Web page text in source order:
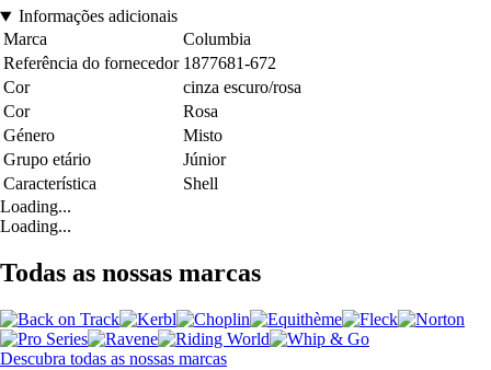
Informações adicionais
Marca
Columbia
Referência do fornecedor 1877681-672
Cor
cinza escuro/rosa
Cor
Rosa
Género
Misto
Grupo etário
Júnior
Característica
Shell
Loading...
Loading...
Todas as nossas marcas
Descubra todas as nossas marcas